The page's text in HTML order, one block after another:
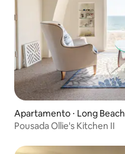
Apartamento ⋅ Long Beach
Pousada Ollie's Kitchen II